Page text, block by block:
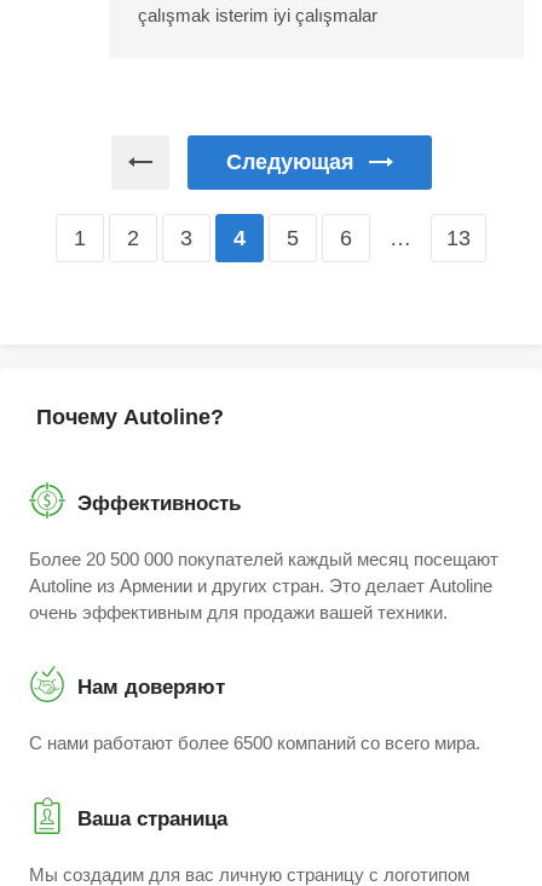
çalışmak isterim iyi çalışmalar
Следующая
1 2 3 4 5 6 … 13
Почему Autoline?
Эффективность
Более 20 500 000 покупателей каждый месяц посещают
Autoline из Армении и других стран. Это делает Autoline
очень эффективным для продажи вашей техники.
Нам доверяют
С нами работают более 6500 компаний со всего мира.
Ваша страница
Мы создадим для вас личную страницу с логотипом